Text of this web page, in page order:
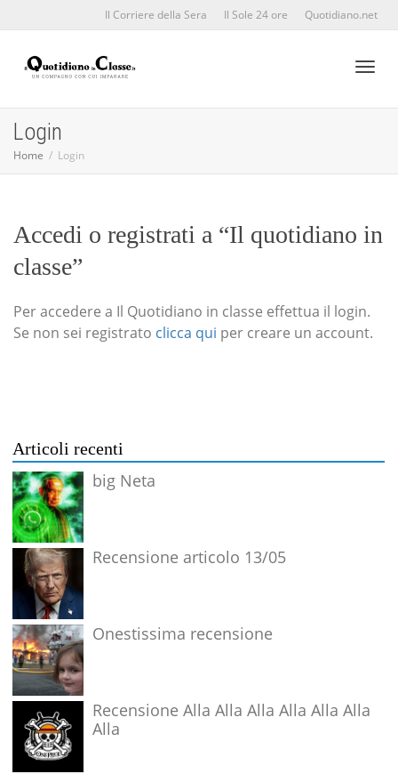
Il Corriere della Sera Il Sole 24 ore Quotidiano.net
Login
Home Login
Accedi o registrati a “Il quotidiano in
classe”
Per accedere a Il Quotidiano in classe effettua il login.
Se non sei registrato clicca qui per creare un account.
Articoli recenti
big Neta
Recensione articolo 13/05
Onestissima recensione
Recensione Alla Alla Alla Alla Alla Alla
Alla